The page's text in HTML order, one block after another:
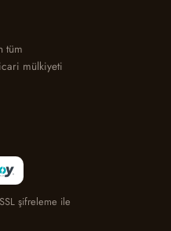
tüm
mülkiyeti
şifreleme ile